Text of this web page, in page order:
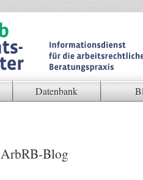
Datenbank
ArbRB-Blog